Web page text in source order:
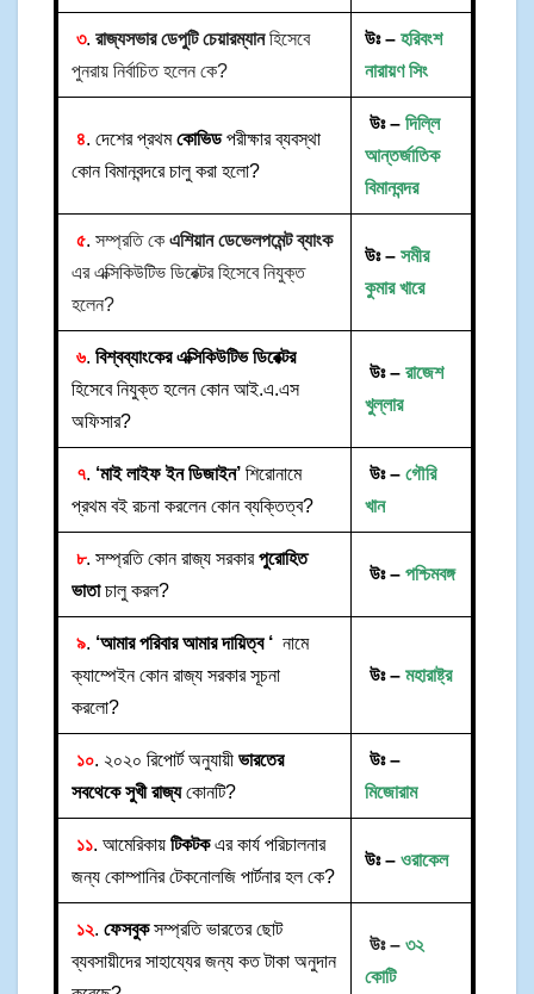
৩.রাজ্যসভার ডেপুটি চেয়ারম্যানহিসেবে
পুনরায় নির্বাচিত হলেন কে?
উঃ – হরিবংশ
নারায়ণ সিং
৪. দেশের প্রথমকোভিডপরীক্ষার ব্যবস্থা
কোন বিমানবন্দরে চালু করা হলো?
উঃ –দিল্লি
আন্তর্জাতিক
বিমানবন্দর
৫.সম্প্রতি কেএশিয়ান ডেভেলপমেন্ট ব্যাংক
এর এক্সিকিউটিভ ডিরেক্টর হিসেবে নিযুক্ত
হলেন?
উঃ –সমীর
কুমার খারে
৬.বিশ্বব্যাংকের এক্সিকিউটিভ ডিরেক্টর
হিসেবে নিযুক্ত হলেন কোন আই.এ.এস
অফিসার?
উঃ – রাজেশ
খুল্লার
৭. ‘মাই লাইফ ইন ডিজাইন’ শিরোনামে
প্রথম বই রচনা করলেন কোন ব্যক্তিত্ব?
উঃ –গৌরি
খান
৮. সম্প্রতি কোন রাজ্য সরকারপুরোহিত
ভাতাচালু করল?
উঃ – পশ্চিমবঙ্গ
৯. ‘আমার পরিবার আমার দায়িত্ব ‘ নামে
ক্যাম্পেইন কোন রাজ্য সরকার সূচনা
করলো?
উঃ –মহারাষ্ট্র
১০. ২০২০ রিপোর্ট অনুযায়ীভারতের
সবথেকে সুখী রাজ্যকোনটি?
উঃ –
মিজোরাম
১১. আমেরিকায় টিকটকএর কার্য পরিচালনার
জন্য কোম্পানির টেকনোলজি পার্টনার হল কে?
উঃ – ওরাকেল
১২. ফেসবুকসম্প্রতি ভারতের ছোট
ব্যবসায়ীদের সাহায্যের জন্য কত টাকা অনুদান
উঃ – ৩২
কোটি